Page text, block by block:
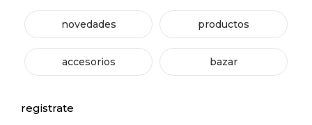
novedades productos
accesorios bazar
registrate